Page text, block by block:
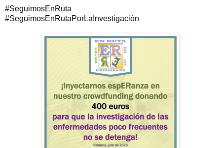
#SeguimosEnRuta
#SeguimosEnRutaPorLaInvestigación